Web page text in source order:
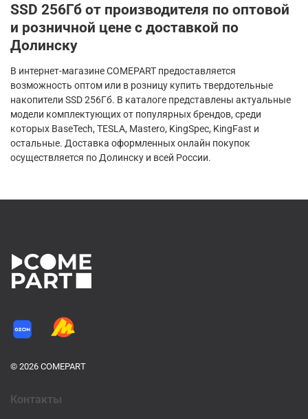
SSD 256Гб от производителя по оптовой
и розничной цене с доставкой по
Долинску
В интернет-магазине COMEPART предоставляется
возможность оптом или в розницу купить твердотельные
накопители SSD 256Гб. В каталоге представлены актуальные
модели комплектующих от популярных брендов, среди
которых BaseTech, TESLA, Mastero, KingSpec, KingFast и
остальные. Доставка оформленных онлайн покупок
осуществляется по Долинску и всей России.
© 2026 COMEPART
Контакты